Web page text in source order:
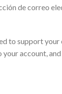
de correo
to support
your account,